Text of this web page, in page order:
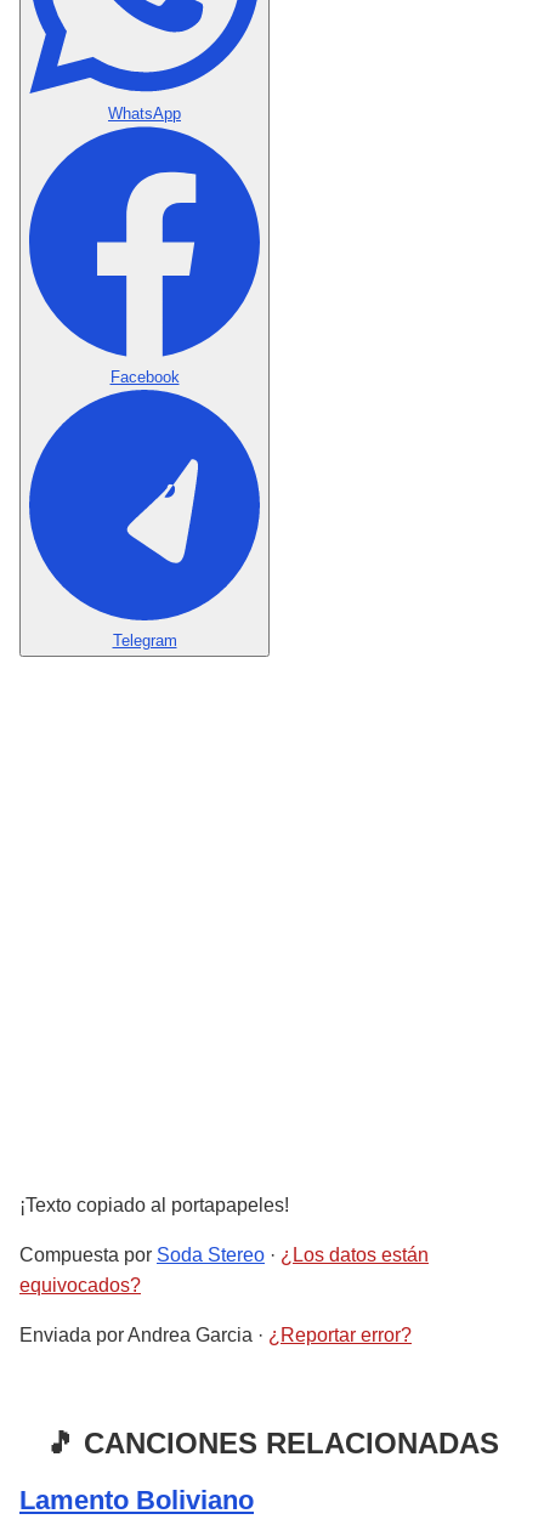
WhatsApp
Facebook
Telegram
¡Texto copiado al portapapeles!
Compuesta por Soda Stereo · ¿Los datos están
equivocados?
Enviada porAndrea Garcia · ¿Reportar error?
🎵 CANCIONES RELACIONADAS
Lamento Boliviano